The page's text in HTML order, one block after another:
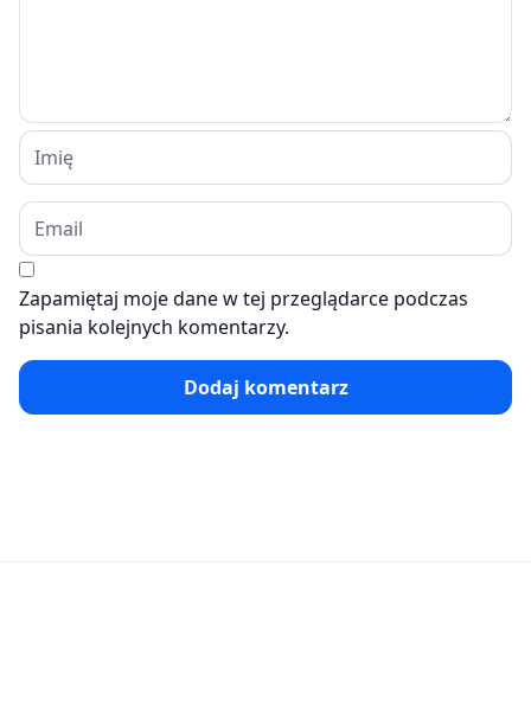
Zapamiętaj moje dane w tej przeglądarce podczas
pisania kolejnych komentarzy.
Dodaj komentarz